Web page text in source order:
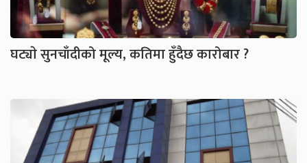
घट्याे सुनचाँदीको मूल्य, कतिमा हुँदैछ कारोबार ?